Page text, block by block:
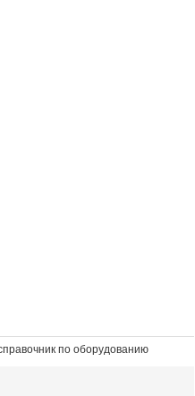
по оборудованию